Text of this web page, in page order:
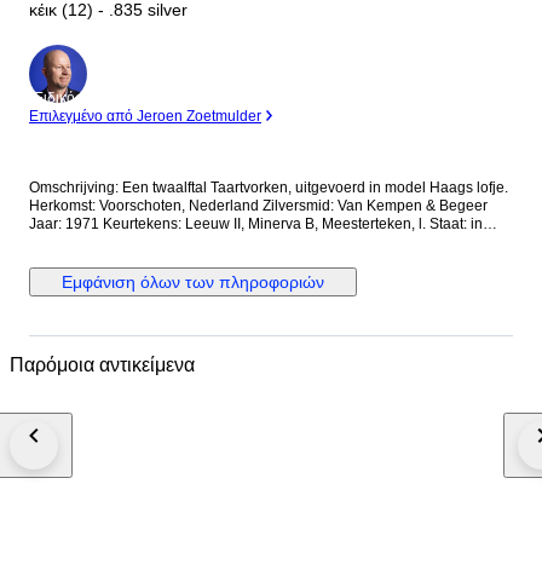
κέικ (12) - .835 silver
Ειδικός
Επιλεγμένο από Jeroen Zoetmulder
Omschrijving: Een twaalftal Taartvorken, uitgevoerd in model Haags lofje.
Herkomst: Voorschoten, Nederland Zilversmid: Van Kempen & Begeer
Jaar: 1971 Keurtekens: Leeuw II, Minerva B, Meesterteken, l. Staat: in
12534 Al onze artikelen worden aangetekend verzonden. U kunt het
kavel ook afhalen in één van onze ruim 100 kantoren in Nederland,
NL en BE) Comptoir de l’Or (voor BE) of Goldwechselhaus (voor DE) voor
aan ons door.
Εμφάνιση όλων των πληροφοριών
Παρόμοια αντικείμενα